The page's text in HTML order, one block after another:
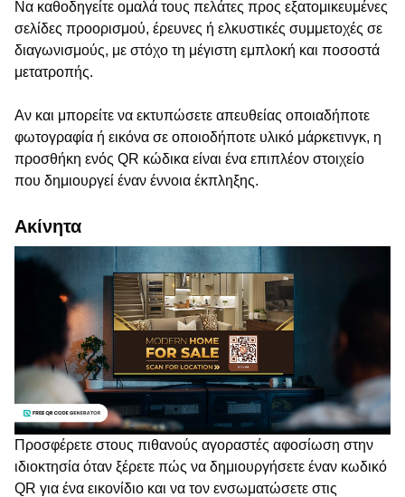
Να καθοδηγείτε ομαλά τους πελάτες προς εξατομικευμένες
σελίδες προορισμού, έρευνες ή ελκυστικές συμμετοχές σε
διαγωνισμούς, με στόχο τη μέγιστη εμπλοκή και ποσοστά
μετατροπής.
Αν και μπορείτε να εκτυπώσετε απευθείας οποιαδήποτε
φωτογραφία ή εικόνα σε οποιοδήποτε υλικό μάρκετινγκ, η
προσθήκη ενός QR κώδικα είναι ένα επιπλέον στοιχείο
που δημιουργεί έναν έννοια έκπληξης.
Ακίνητα
Προσφέρετε στους πιθανούς αγοραστές αφοσίωση στην
ιδιοκτησία όταν ξέρετε πώς να δημιουργήσετε έναν κωδικό
QR για ένα εικονίδιο και να τον ενσωματώσετε στις